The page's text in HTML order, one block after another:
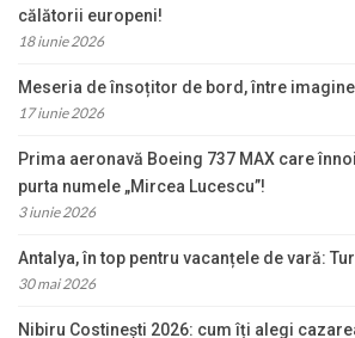
călătorii europeni!
18 iunie 2026
Meseria de însoțitor de bord, între
17 iunie 2026
Prima aeronavă Boeing 737 MAX care
purta numele „Mircea Lucescu”!
3 iunie 2026
Antalya, în top pentru vacanțele de vară:
30 mai 2026
Nibiru Costinești 2026: cum îți alegi